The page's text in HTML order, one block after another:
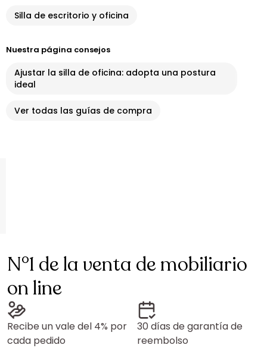
Silla de escritorio y oficina
Nuestra página consejos
Ajustar la silla de oficina: adopta una postura
ideal
Ver todas las guías de compra
N°1 de la venta de mobiliario
on line
Recibe un vale del 4% por
cada pedido
30 días de garantía de
reembolso